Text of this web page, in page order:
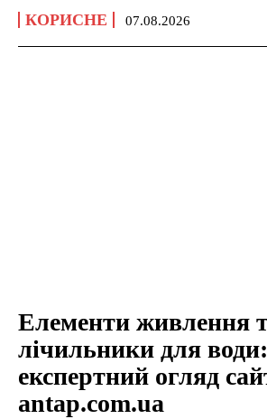
КОРИСНЕ 07.08.2026
Елементи живлення
лічильники для води:
експертний огляд
antap.com.ua